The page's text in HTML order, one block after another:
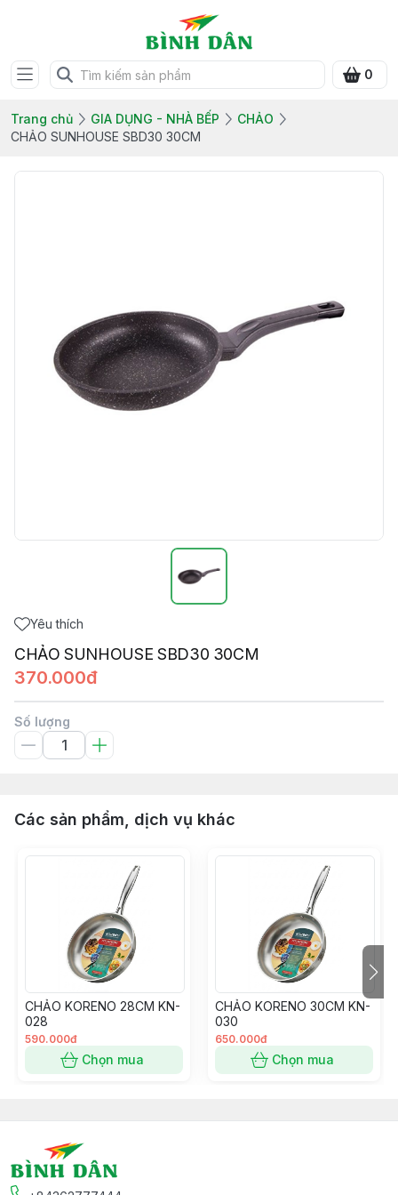
0
Trang chủ GIA DỤNG - NHÀ BẾP
CHẢO
CHẢO SUNHOUSE SBD30 30CM
Yêu thích
CHẢO SUNHOUSE SBD30 30CM
370.000đ
Số lượng
Các sản phẩm, dịch vụ khác
CHẢO KORENO 28CM KN-
028
590.000đ
Chọn mua
CHẢO KORENO 30CM KN-
030
650.000đ
Chọn mua